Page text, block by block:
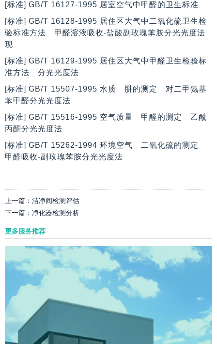
[标准] GB/T 16127-1995 居室空气中甲醛的卫生标准
[标准] GB/T 16128-1995 居住区大气中二氧化硫卫生检
验标准方法 甲醛溶液吸收-盐酸副玫瑰苯胺分光光度法
现
[标准] GB/T 16129-1995 居住区大气中甲醛卫生检验标
准方法 分光光度法
[标准] GB/T 15507-1995 水质 肼的测定 对二甲氨基
苯甲醛分光光度法
[标准] GB/T 15516-1995 空气质量 甲醛的测定 乙酰
丙酮分光光度法
[标准] GB/T 15262-1994 环境空气 二氧化硫的测定
甲醛吸收-副玫瑰苯胺分光光度法
上一篇： 洁净间检测评估
下一篇： 净化器检测分析
更多服务推荐